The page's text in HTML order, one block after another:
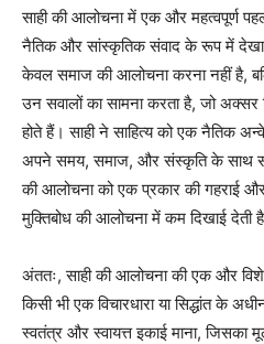
साही की आलोचना में एक और महत्वपूर्ण
नैतिक और सांस्कृतिक संवाद के रूप में
केवल समाज की आलोचना करना नहीं है,
उन सवालों का सामना करता है, जो अक्सर
होते हैं। साही ने साहित्य को एक नैतिक
अपने समय, समाज, और संस्कृति के साथ
की आलोचना को एक प्रकार की गहराई
मुक्तिबोध की आलोचना में कम दिखाई देती
अंततः, साही की आलोचना की एक और
किसी भी एक विचारधारा या सिद्धांत के
स्वतंत्र और स्वायत्त इकाई माना, जिसका